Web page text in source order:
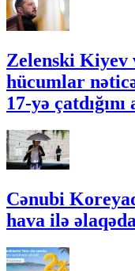
Zelenski Kiyev
hücumlar
17-yə çatdığını
Cənubi
hava ilə